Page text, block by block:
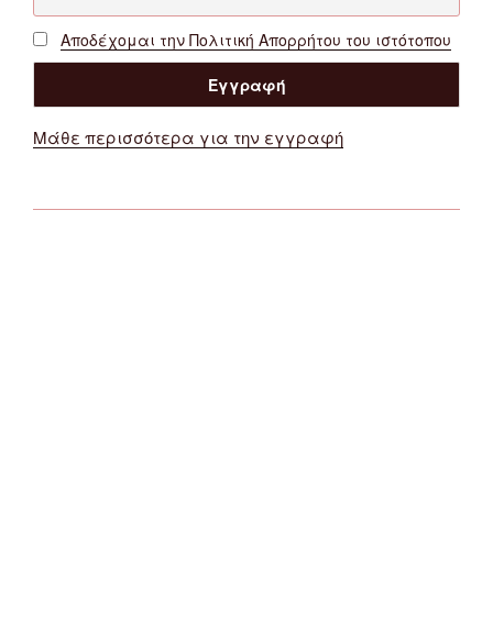
Αποδέχομαι την Πολιτική Απορρήτου του ιστότοπου
Μάθε περισσότερα για την εγγραφή